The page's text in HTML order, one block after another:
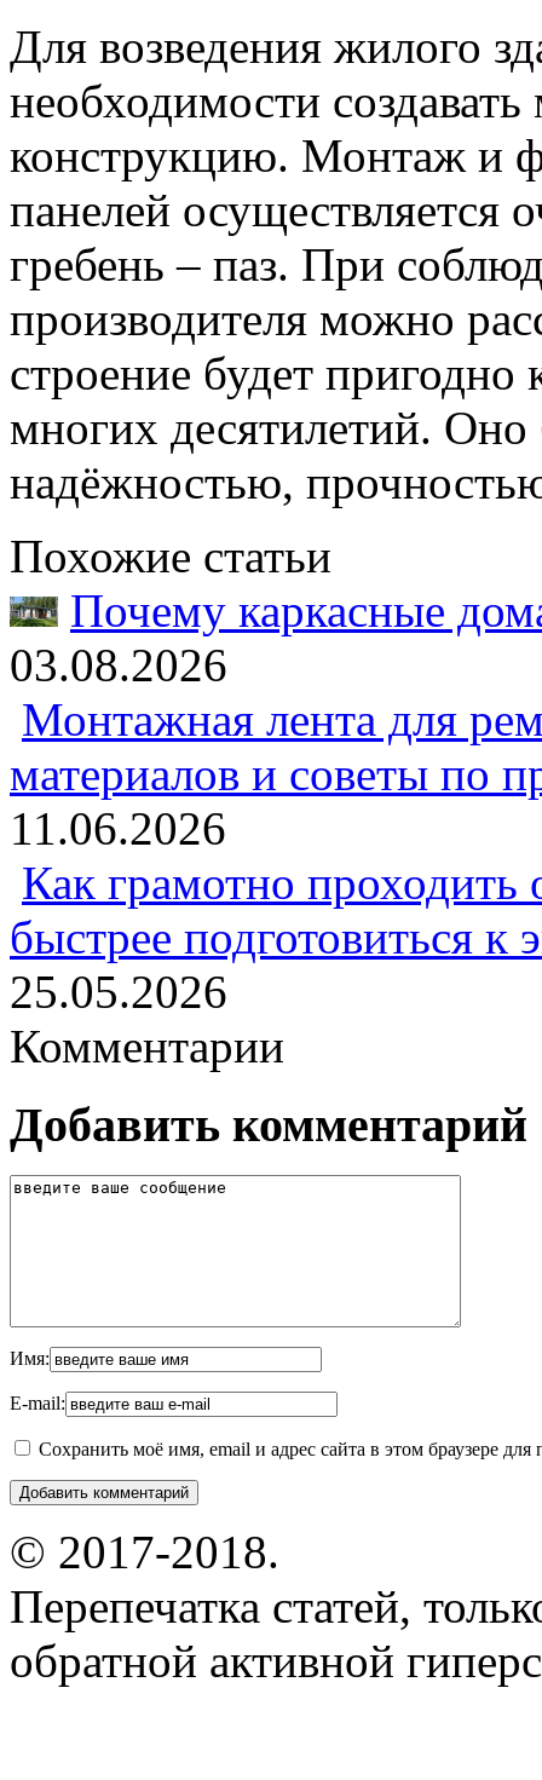
Для возведения жилого
необходимости
конструкцию. Монтаж и
панелей осуществляется
гребень – паз. При
производителя можно
строение будет
многих десятилетий. Оно
надёжностью,
Похожие статьи
Почему каркасные
03.08.2026
Монтажная лента для
материалов и советы по
11.06.2026
Как грамотно проходить
быстрее подготовиться к
25.05.2026
Комментарии
Добавить комментарий
Имя:
E-mail:
Сохранить моё имя, email и адрес сайта в этом браузере
© 2017-2018.
Перепечатка статей,
обратной активной